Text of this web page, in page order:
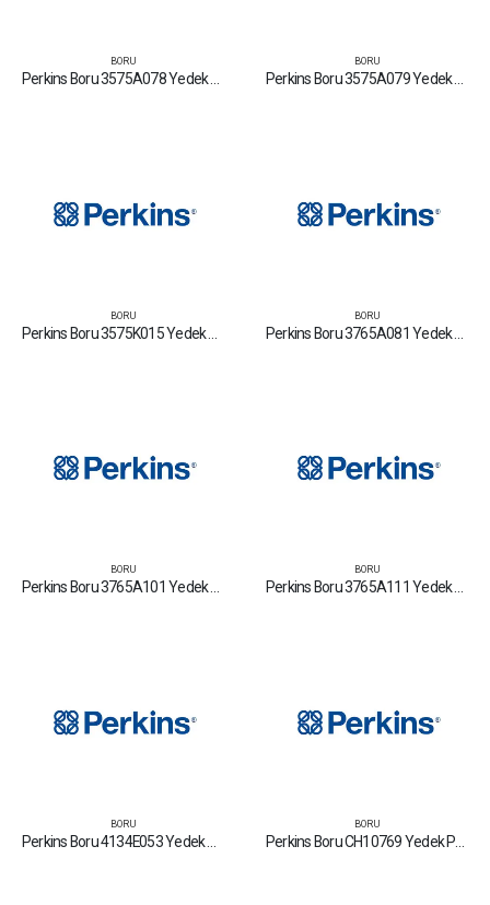
BORU BORU
BORU BORU
BORU
Perkins Boru 3765A101 Yedek Parça Fiyat Tamir Bakım Satan Firmalar
BORU
Perkins Boru 3765A111 Yedek Parça Fiyat Tamir Bakım Satan Firmalar
BORU BORU